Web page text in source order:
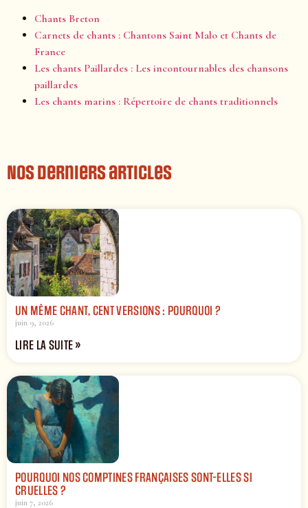
Chants Breton
Carnets de chants : Chantons Saint Malo et Chants de
France
Les chants Paillardes : Les incontournables des chansons
paillardes
Les chants marins : Répertoire de chants traditionnels
Nos derniers articles
UN MÊME CHANT, CENT VERSIONS : POURQUOI ?
juin 9, 2026
LIRE LA SUITE »
POURQUOI NOS COMPTINES FRANÇAISES SONT-ELLES SI
CRUELLES ?
juin 7, 2026